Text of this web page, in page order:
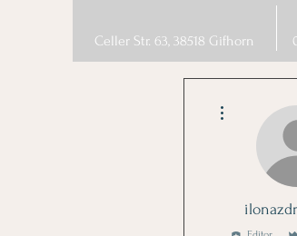
Celler Str. 63, 38518 Gifhorn